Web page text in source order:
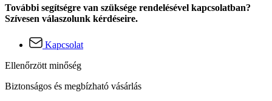
További segítségre van szüksége rendelésével kapcsolatban?
Szívesen válaszolunk kérdéseire.
Kapcsolat
Ellenőrzött minőség
Biztonságos és megbízható vásárlás